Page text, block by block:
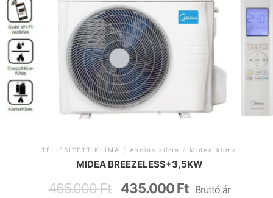
TÉLIESÍTETT KLÍMA / Akciós klíma / Midea klíma
MIDEA BREEZELESS+3,5KW
465.000Ft 435.000Ft Bruttó ár